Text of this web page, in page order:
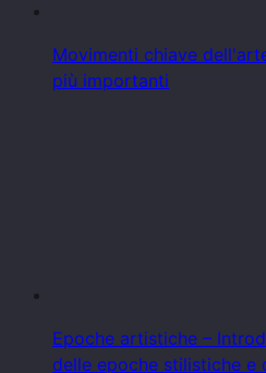
Movimenti chiave
più importanti
Epoche artistiche –
delle epoche stilistiche